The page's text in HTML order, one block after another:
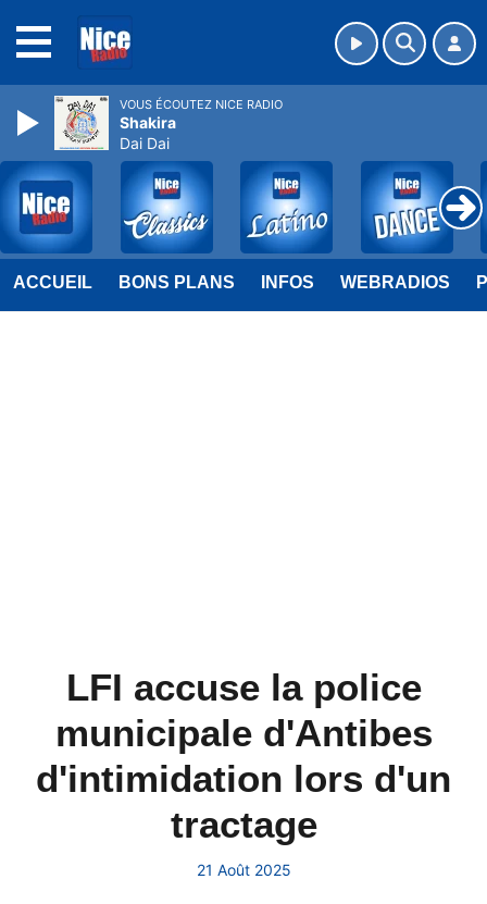
ACCUEIL BONS PLANS INFOS WEBRADIOS
LFI accuse la police
municipale d'Antibes
d'intimidation lors d'un
tractage
21 Août 2025
VOUS ÉCOUTEZ NICE RADIO
Shakira
Dai Dai